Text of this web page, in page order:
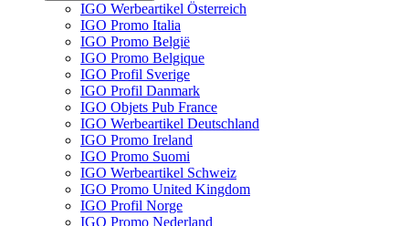
IGO Werbeartikel Österreich
IGO Promo Italia
IGO Promo België
IGO Promo Belgique
IGO Profil Sverige
IGO Profil Danmark
IGO Objets Pub France
IGO Werbeartikel Deutschland
IGO Promo Ireland
IGO Promo Suomi
IGO Werbeartikel Schweiz
IGO Promo United Kingdom
IGO Profil Norge
IGO Promo Nederland